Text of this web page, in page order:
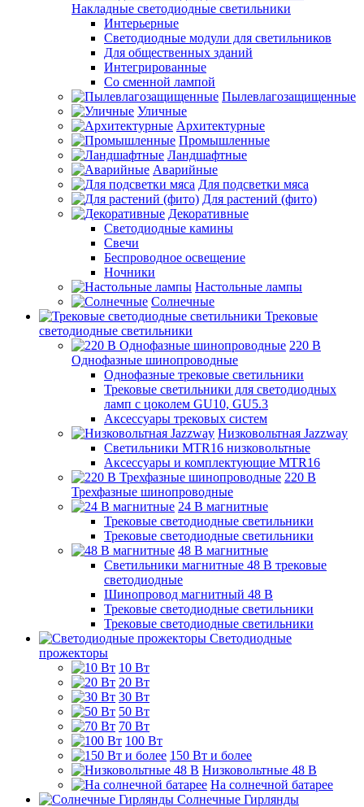
Накладные светодиодные светильники
Интерьерные
Светодиодные модули для светильников
Для общественных зданий
Интегрированные
Со сменной лампой
Пылевлагозащищенные
Уличные
Архитектурные
Промышленные
Ландшафтные
Аварийные
Для подсветки мяса
Для растений (фито)
Декоративные
Светодиодные камины
Свечи
Беспроводное освещение
Ночники
Настольные лампы
Солнечные
Трековые
светодиодные светильники
220 B
Однофазные шинопроводные
Однофазные трековые светильники
Трековые светильники для светодиодных
ламп с цоколем GU10, GU5.3
Аксессуары трековых систем
Низковольтная Jazzway
Светильники MTR16 низковольтные
Аксессуары и комплектующие MTR16
220 B
Трехфазные шинопроводные
24 B магнитные
Трековые светодиодные светильники
Трековые светодиодные светильники
48 B магнитные
Светильники магнитные 48 В трековые
светодиодные
Шинопровод магнитный 48 В
Трековые светодиодные светильники
Трековые светодиодные светильники
Светодиодные
прожекторы
10 Вт
20 Вт
30 Вт
50 Вт
70 Вт
100 Вт
150 Вт и более
Низковольтные 48 В
На солнечной батарее
Солнечные Гирлянды